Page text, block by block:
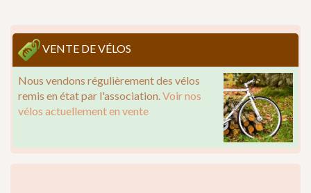
VENTE DE VÉLOS
Nous vendons régulièrement des vélos
remis en état par l'association. Voir nos
vélos actuellement en vente